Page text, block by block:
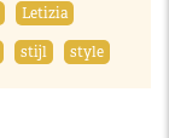
Letizia
stijl style